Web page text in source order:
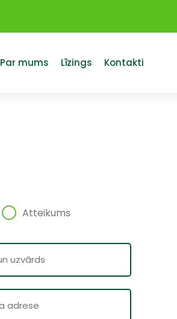
Par mums Līzings Kontakti
Atteikums